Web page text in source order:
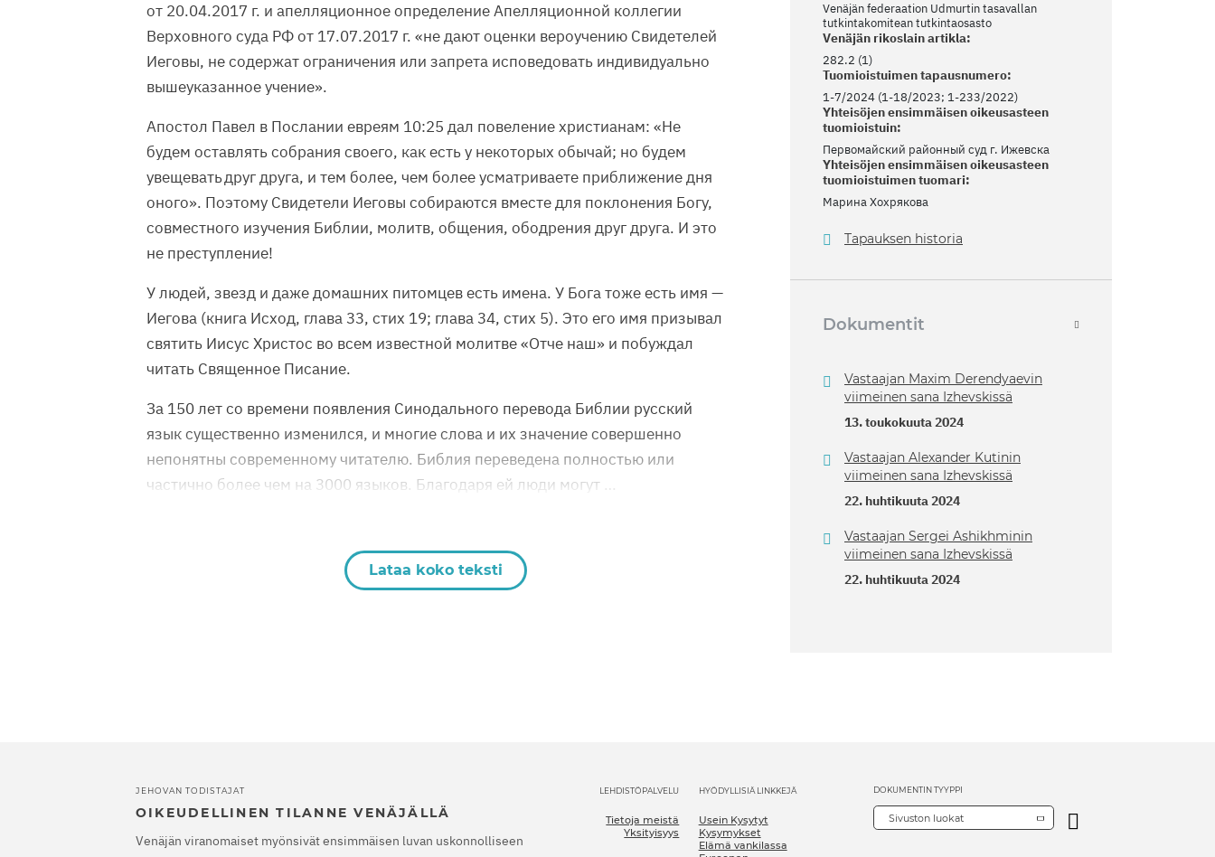
от 20.04.2017 г. и апелляционное определение Апелляционной коллегии
Верховного суда РФ от 17.07.2017 г. «не дают оценки вероучению Свидетелей
Иеговы, не содержат ограничения или запрета исповедовать индивидуально
вышеуказанное учение».
Апостол Павел в Послании евреям 10:25 дал повеление христианам: «Не
будем оставлять собрания своего, как есть у некоторых обычай; но будем
увещевать друг друга, и тем более, чем более усматриваете приближение дня
оного». Поэтому Свидетели Иеговы собираются вместе для поклонения Богу,
совместного изучения Библии, молитв, общения, ободрения друг друга. И это
не преступление!
У людей, звезд и даже домашних питомцев есть имена. У Бога тоже есть имя —
Иегова (книга Исход, глава 33, стих 19; глава 34, стих 5). Это его имя призывал
святить Иисус Христос во всем известной молитве «Отче наш» и побуждал
читать Священное Писание.
За 150 лет со времени появления Синодального перевода Библии русский
язык существенно изменился, и многие слова и их значение совершенно
непонятны современному читателю. Библия переведена полностью или
частично более чем на 3000 языков. Благодаря ей люди могут …
Lataa koko teksti
Venäjän federaation Udmurtin tasavallan
tutkintakomitean tutkintaosasto
Venäjän rikoslain artikla:
282.2 (1)
Tuomioistuimen tapausnumero:
1-7/2024 (1-18/2023; 1-233/2022)
Yhteisöjen ensimmäisen oikeusasteen
tuomioistuin:
Первомайский районный суд г. Ижевска
Yhteisöjen ensimmäisen oikeusasteen
tuomioistuimen tuomari:
Марина Хохрякова
Tapauksen historia
Dokumentit
Vastaajan Maxim Derendyaevin
viimeinen sana Izhevskissä
13. toukokuuta 2024
Vastaajan Alexander Kutinin
viimeinen sana Izhevskissä
22. huhtikuuta 2024
Vastaajan Sergei Ashikhminin
viimeinen sana Izhevskissä
22. huhtikuuta 2024
JEHOVAN TODISTAJAT
OIKEUDELLINEN TILANNE VENÄJÄLLÄ
Venäjän viranomaiset myönsivät ensimmäisen luvan uskonnolliseen
LEHDISTÖPALVELU
Tietoja meistä
Yksityisyys
HYÖDYLLISIÄ LINKKEJÄ
Usein Kysytyt
Kysymykset
Elämä vankilassa
DOKUMENTIN TYYPPI
Sivuston luokat